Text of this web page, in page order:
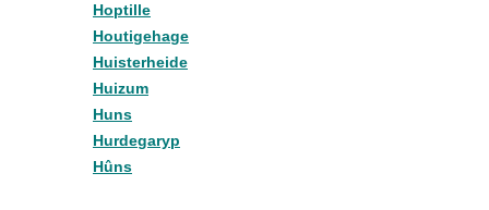
Hoptille
Houtigehage
Huisterheide
Huizum
Huns
Hurdegaryp
Hûns